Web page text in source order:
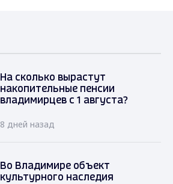
На сколько вырастут
накопительные пенсии
владимирцев с 1 августа?
8 дней назад
Во Владимире объект
культурного наследия